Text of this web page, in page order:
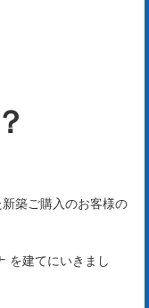
築ご購入のお客様の
を建てにいきまし